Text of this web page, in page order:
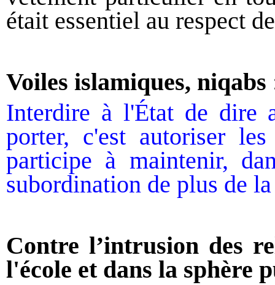
était essentiel au respect
Voiles islamiques, niqabs
Interdire à l'État de dire
porter, c'est autoriser
participe à maintenir,
subordination de plus de
Contre l’intrusion des
l'école et dans la sphère